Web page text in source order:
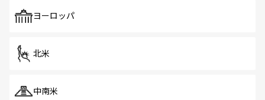
で、ホーカーズは地元の風情を楽しめる外せないスポット
ヨーロッパ
北米
中南米